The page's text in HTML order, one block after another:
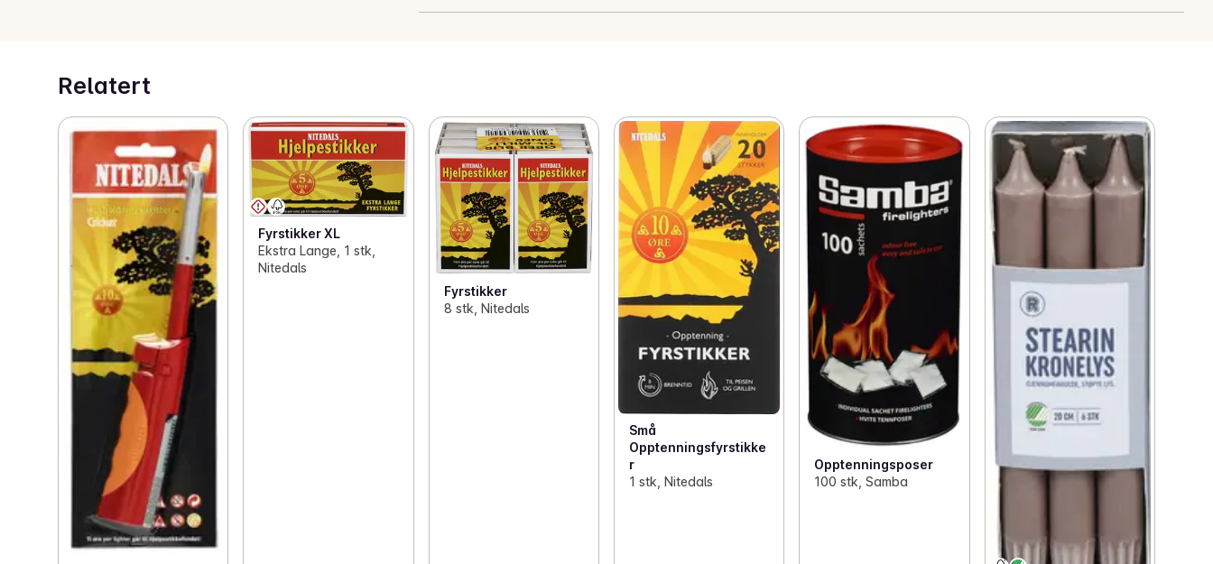
Relatert
Fyrstikker XL
Ekstra Lange, 1 stk,
Nitedals
Fyrstikker
8 stk, Nitedals
Små
Opptenningsfyrstikke
r
1 stk, Nitedals
Opptenningsposer
100 stk, Samba